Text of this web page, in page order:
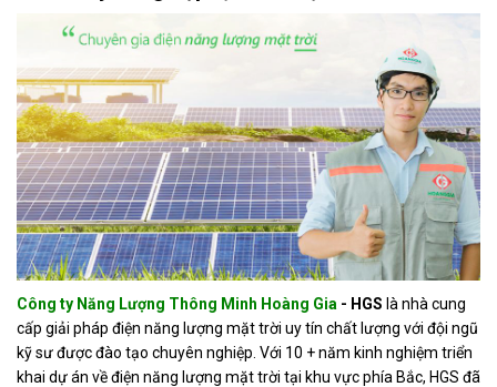
Công ty Năng Lượng Thông Minh Hoàng Gia - HGS là nhà cung
cấp giải pháp điện năng lượng mặt trời uy tín chất lượng với đội ngũ
kỹ sư được đào tạo chuyên nghiệp. Với 10 + năm kinh nghiệm triển
khai dự án về điện năng lượng mặt trời tại khu vực phía Bắc, HGS đã